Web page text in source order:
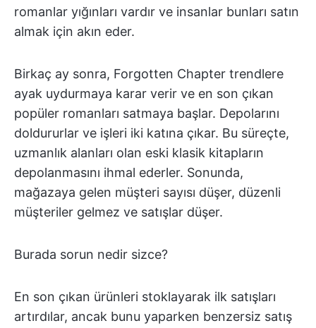
romanlar yığınları vardır ve insanlar bunları satın
almak için akın eder.
Birkaç ay sonra, Forgotten Chapter trendlere
ayak uydurmaya karar verir ve en son çıkan
popüler romanları satmaya başlar. Depolarını
doldururlar ve işleri iki katına çıkar. Bu süreçte,
uzmanlık alanları olan eski klasik kitapların
depolanmasını ihmal ederler. Sonunda,
mağazaya gelen müşteri sayısı düşer, düzenli
müşteriler gelmez ve satışlar düşer.
Burada sorun nedir sizce?
En son çıkan ürünleri stoklayarak ilk satışları
artırdılar, ancak bunu yaparken benzersiz satış